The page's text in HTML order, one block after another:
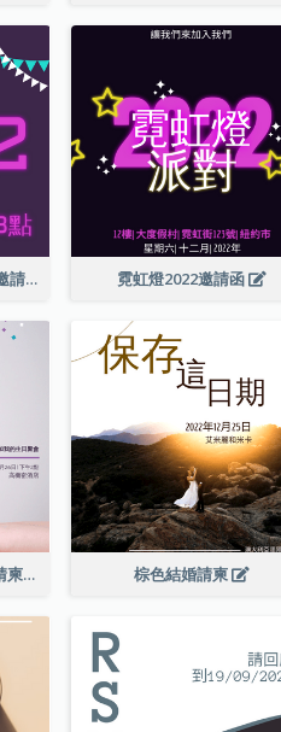
紫色霓虹燈2022聖誕晚會邀請函 霓虹燈2022邀請函
柔和的紫色生日快樂聚會請柬 棕色結婚請柬